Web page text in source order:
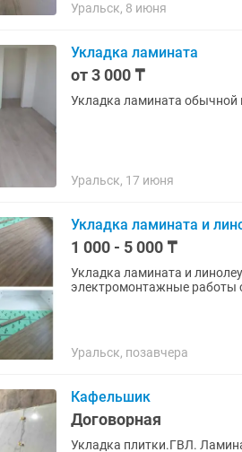
Уральск, 8 июня
Укладка ламината
от 3 000 ₸
Укладка ламината обычной
Уральск, 17 июня
Укладка ламината и
1 000 - 5 000 ₸
Укладка ламината и
электромонтажные работы
Уральск, позавчера
Кафельшик
Договорная
Укладка плитки.ГВЛ.